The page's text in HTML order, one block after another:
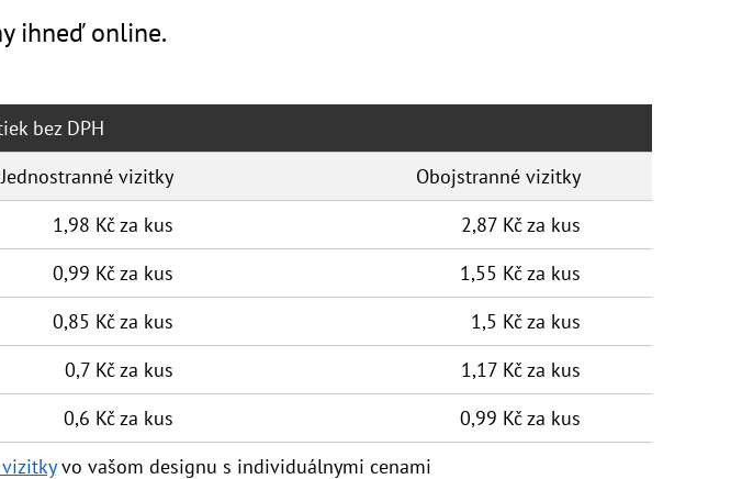
ihneď online.
bez DPH
Jednostranné vizitky
Obojstranné vizitky
1,98 Kč za kus
2,87 Kč za kus
0,99 Kč za kus
1,55 Kč za kus
0,85 Kč za kus
1,5 Kč za kus
0,7 Kč za kus
1,17 Kč za kus
0,6 Kč za kus
0,99 Kč za kus
vo vašom designu s individuálny­mi cenami